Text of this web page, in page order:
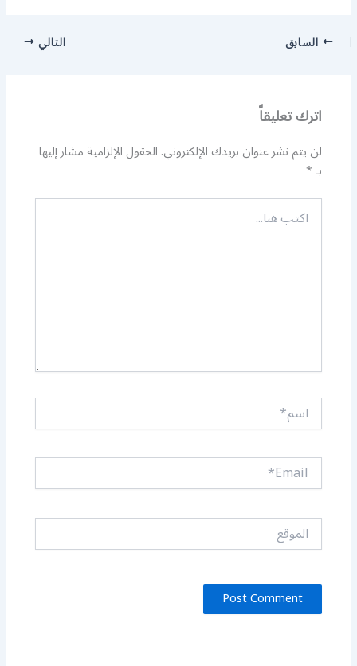
السابق التالي
اترك تعليقاً
لن يتم نشر عنوان بريدك الإلكتروني.الحقول الإلزامية مشار إليها
بـ*
اكتب
هنا...
اسم*
Email*
الموقع